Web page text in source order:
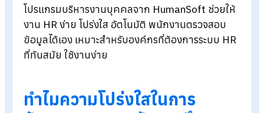
Blog > โปรแกรมบริหารงานบุคคล จัดการกองทุนพนักงานให้โปร่งใส
อย่างไร